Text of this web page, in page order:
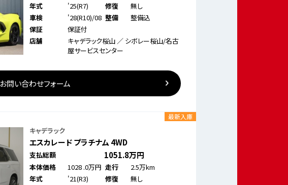
年式
'25(R7) 修復
無し
車検
'28(R10)/08 整備
整備込
保証
保証付
店舗
キャデラック桜山 ／ シボレー桜山/名古
屋サービスセンター
お問い合わせフォーム
キャデラック
エスカレード プラチナム 4WD
支払総額 1051.8万円
本体価格 1028.0万円 走行
2.5万km
年式
'21(R3) 修復
無し
最新入庫